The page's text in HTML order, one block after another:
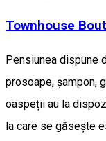
Townhouse
Pensiunea dispune
prosoape, șampon,
oaspeții au la
la care se găsește